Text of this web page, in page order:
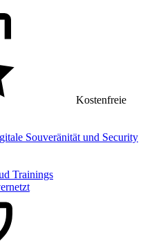
Kostenfreie
Souveränität und Security
Trainings